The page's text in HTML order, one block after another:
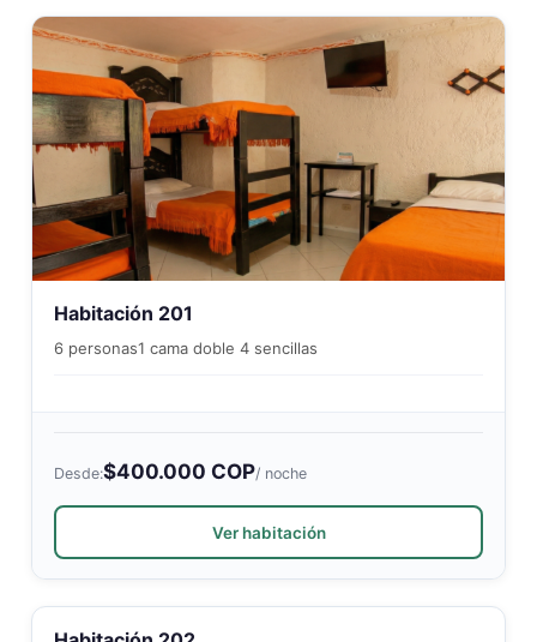
Habitación 201
6 personas1 cama doble 4 sencillas
Desde:$400.000 COP/ noche
Ver habitación